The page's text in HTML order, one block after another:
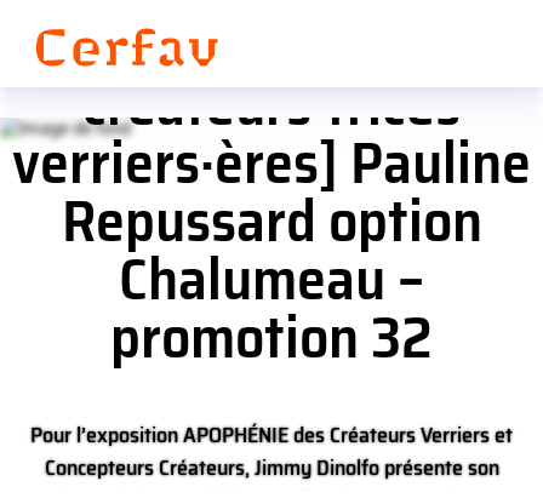
[Portraits de
créateurs·trices
verriers·ères] Pauline
Repussard option
Chalumeau –
promotion 32
Pour l’exposition APOPHÉNIE des Créateurs Verriers et
Concepteurs Créateurs, Jimmy Dinolfo présente son